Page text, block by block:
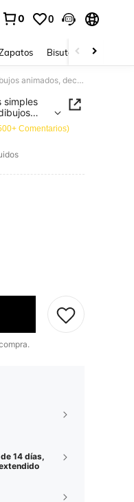
0 0
Bisutería Y
SCXXBSW 50 piezas de pegatinas de dibujos simples de patos, exquisitas pegatinas de graffiti de dibujos animados, decoración DIY para patineta, cuaderno, guitarra, pegatinas impermeables, útiles escolares
simples
Comentarios)
14 días,